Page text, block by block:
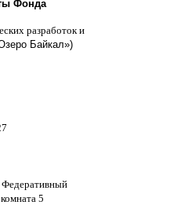
Фонда
разработок и
Байкал»)
Федеративный
комната 5